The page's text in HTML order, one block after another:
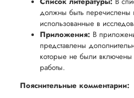
должны быть перечислены
использованные в
Приложения: В
представлены
которые не были включены
работы.
Пояснительные комментарии: